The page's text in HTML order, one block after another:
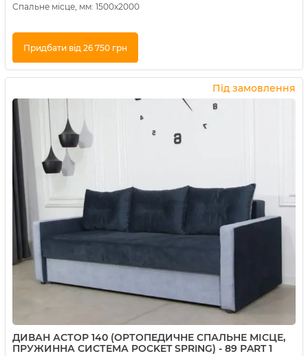
Спальне місце, мм: 1500х2000
Придбати від 26 750 грн
Купити в 1 клік
Під замовлення
ДИВАН АСТОР 140 (ОРТОПЕДИЧНЕ СПАЛЬНЕ МІСЦЕ,
ПРУЖИННА СИСТЕМА POCKET SPRING) - 89 РART 1